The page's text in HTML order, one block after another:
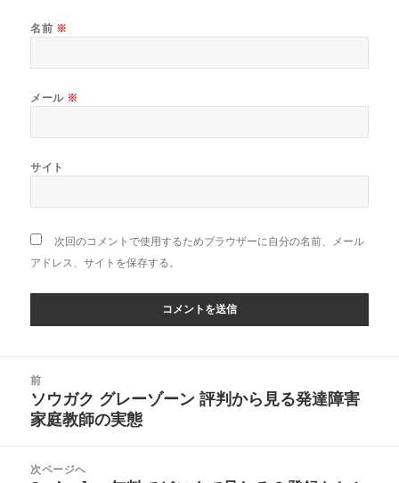
名前 ※
メール ※
サイト
次回のコメントで使用するためブラウザーに自分の名前、メール
アドレス、サイトを保存する。
前
前
の
稿:
ソウガク グレーゾーン 評判から見る発達障害
家庭教師の実態
次ページへ